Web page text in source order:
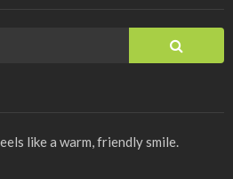
like a warm, friendly smile.